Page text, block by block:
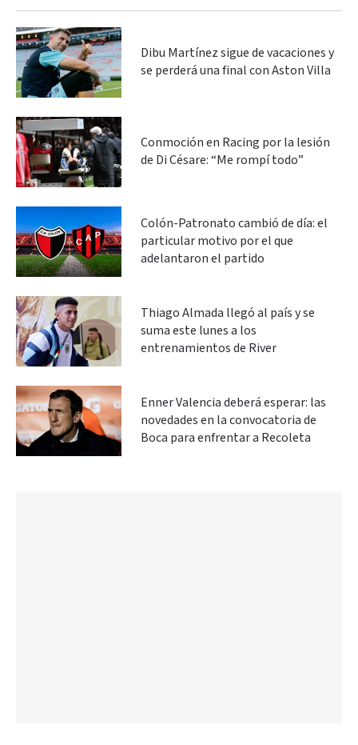
Dibu Martínez sigue de vacaciones y
se perderá una final con Aston Villa
Conmoción en Racing por la lesión
de Di Césare: “Me rompí todo”
Colón-Patronato cambió de día: el
particular motivo por el que
adelantaron el partido
Thiago Almada llegó al país y se
suma este lunes a los
entrenamientos de River
Enner Valencia deberá esperar: las
novedades en la convocatoria de
Boca para enfrentar a Recoleta